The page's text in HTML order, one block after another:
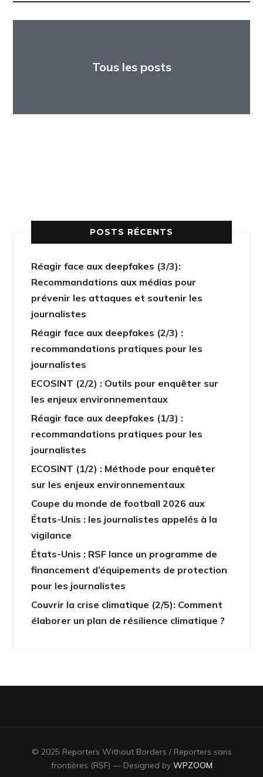
Tous les posts
POSTS RÉCENTS
Réagir face aux deepfakes (3/3):
Recommandations aux médias pour
prévenir les attaques et soutenir les
journalistes
Réagir face aux deepfakes (2/3) :
recommandations pratiques pour les
journalistes
ECOSINT (2/2) : Outils pour enquêter sur
les enjeux environnementaux
Réagir face aux deepfakes (1/3) :
recommandations pratiques pour les
journalistes
ECOSINT (1/2) : Méthode pour enquêter
sur les enjeux environnementaux
Coupe du monde de football 2026 aux
États-Unis : les journalistes appelés à la
vigilance
États-Unis : RSF lance un programme de
financement d’équipements de protection
pour les journalistes
Couvrir la crise climatique (2/5): Comment
élaborer un plan de résilience climatique ?
© 2025 Reporters Without Borders / Reporters sans
frontières (RSF) — Designed by WPZOOM